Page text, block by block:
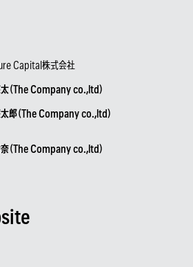
Capital株式会社
太（The Company co.,ltd）
郎（The Company co.,ltd）
（The Company co.,ltd）